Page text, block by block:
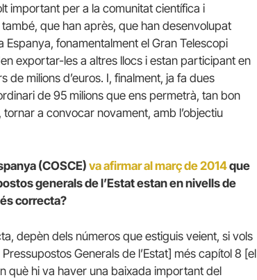
important per a la comunitat científica i
que han après, que han desenvolupat
Espanya, fonamentalment el Gran Telescopi
exportar-les a altres llocs i estan participant en
de milions d’euros. I, finalment, ja fa dues
de 95 milions que ens permetrà, tan bon
a convocar novament, amb l’objectiu
(COSCE) va afirmar al març de 2014que
generals de l’Estat estan en nivells de
correcta?
depèn dels números que estiguis veient, si vols
Generals de l’Estat] més capítol 8 [el
què hi va haver una baixada important del